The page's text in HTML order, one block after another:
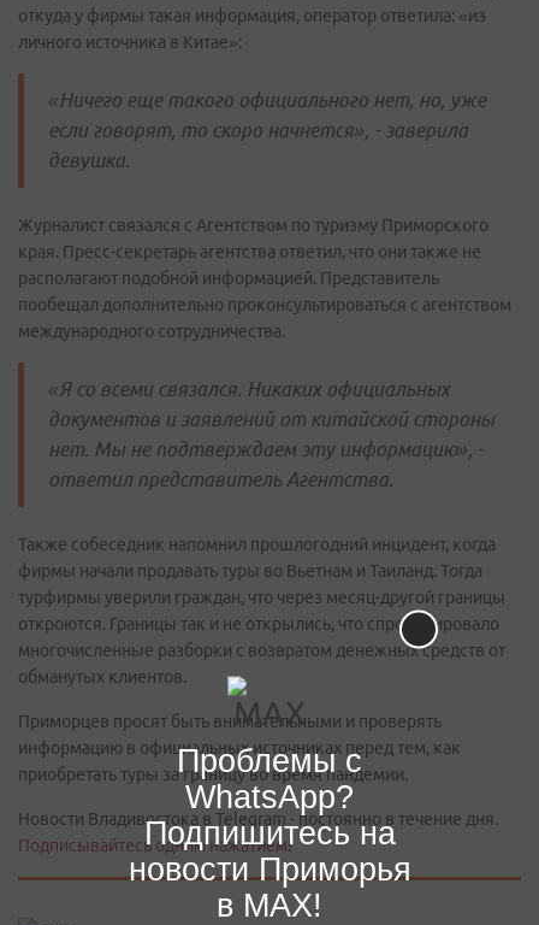
откуда у фирмы такая информация, оператор ответила: «из
личного источника в Китае»:
«Ничего еще такого официального нет, но, уже
если говорят, то скоро начнется», - заверила
девушка.
Журналист связался с Агентством по туризму Приморского
края. Пресс-секретарь агентства ответил, что они также не
располагают подобной информацией. Представитель
пообещал дополнительно проконсультироваться с агентством
международного сотрудничества.
«Я со всеми связался. Никаких официальных
документов и заявлений от китайской стороны
нет. Мы не подтверждаем эту информацию», -
ответил представитель Агентства.
Также собеседник напомнил прошлогодний инцидент, когда
фирмы начали продавать туры во Вьетнам и Таиланд. Тогда
турфирмы уверили граждан, что через месяц-другой границы
откроются. Границы так и не открылись, что спровоцировало
многочисленные разборки с возвратом денежных средств от
обманутых клиентов.
Приморцев просят быть внимательными и проверять
информацию в официальных источниках перед тем, как
приобретать туры за границу во время пандемии.
Новости Владивостока в Telegram - постоянно в течение дня.
Подписывайтесь одним нажатием!
Проблемы с
WhatsApp?
Подпишитесь на
новости Приморья
в MAX!